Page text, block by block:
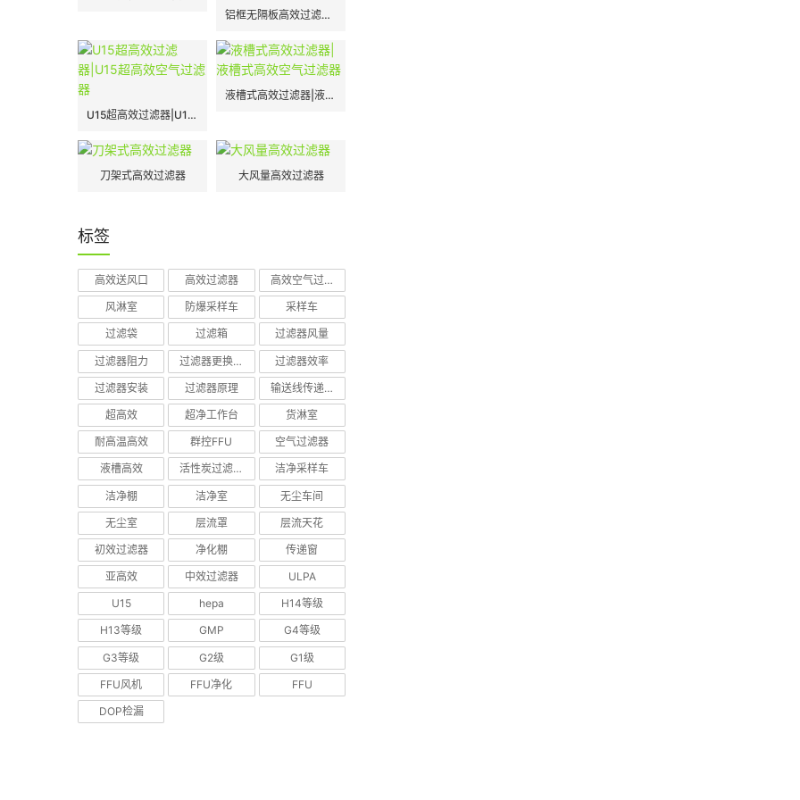
铝框无隔板高效过滤器|H13|H14
U15超高效过滤器|U15超高效空气过滤器
液槽式高效过滤器|液槽式高效空气过滤器
刀架式高效过滤器 大风量高效过滤器
标签
高效送风口 高效过滤器 高效空气过滤器
风淋室 防爆采样车 采样车
过滤袋 过滤箱 过滤器风量
过滤器阻力 过滤器更换周期 过滤器效率
过滤器安装 过滤器原理 输送线传递窗
超高效 超净工作台 货淋室
耐高温高效 群控FFU 空气过滤器
液槽高效 活性炭过滤器 洁净采样车
洁净棚 洁净室 无尘车间
无尘室 层流罩 层流天花
初效过滤器 净化棚 传递窗
亚高效 中效过滤器 ULPA
U15 hepa H14等级
H13等级 GMP G4等级
G3等级 G2级 G1级
FFU风机 FFU净化 FFU
DOP检漏